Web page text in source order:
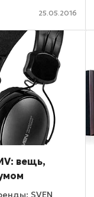
модулю
25.05.2016
вещь,
SVEN